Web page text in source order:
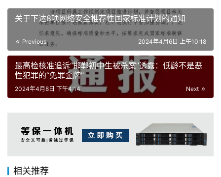
关于下达8项网络安全推荐性国家标准计划的通知
Previous 2024年4月6日 上午10:18
最高检核准追诉“邯郸初中生被杀案”透露：低龄不是恶
性犯罪的“免罪金牌”
Next
2024年4月8日 下午4:14
相关推荐